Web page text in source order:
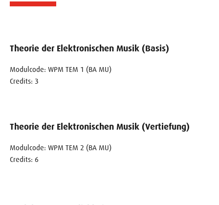
Theorie der Elektronischen Musik (Basis)
Modulcode: WPM TEM 1 (BA MU)
Credits: 3
Theorie der Elektronischen Musik (Vertiefung)
Modulcode: WPM TEM 2 (BA MU)
Credits: 6